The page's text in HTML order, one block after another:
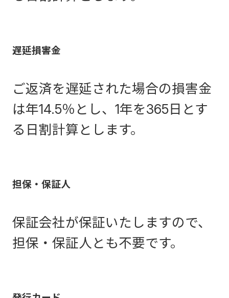
遅延損害金
ご返済を遅延された場合の損害金
は年14.5％とし、1年を365日とす
る日割計算とします。
担保・保証人
保証会社が保証いたしますので、
担保・保証人とも不要です。